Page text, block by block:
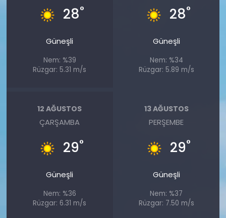
28°
Güneşli
Nem: %39
Rüzgar: 5.31 m/s
28°
Güneşli
Nem: %34
Rüzgar: 5.89 m/s
12 AĞUSTOS
ÇARŞAMBA
29°
Güneşli
Nem: %36
Rüzgar: 6.31 m/s
13 AĞUSTOS
PERŞEMBE
29°
Güneşli
Nem: %37
Rüzgar: 7.50 m/s